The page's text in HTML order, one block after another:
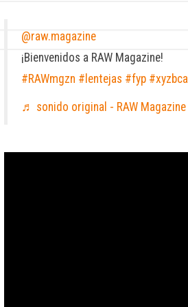
@raw.magazine
¡Bienvenidos a RAW Magazine!
#RAWmgzn #lentejas #fyp #xyzbca
♬ sonido original - RAW Magazine